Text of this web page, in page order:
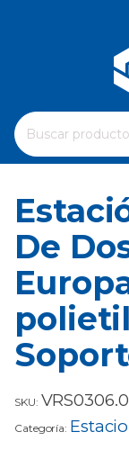
Buscar
por:
Cuando hay
De
SKU:
Categoría: